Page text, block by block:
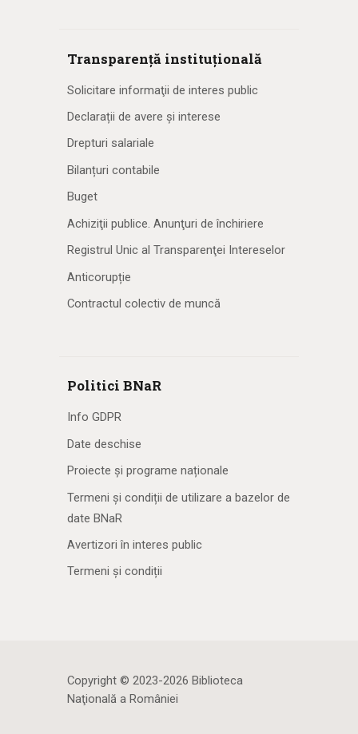
Transparență instituțională
Solicitare informaţii de interes public
Declarații de avere și interese
Drepturi salariale
Bilanțuri contabile
Buget
Achiziţii publice. Anunţuri de închiriere
Registrul Unic al Transparenţei Intereselor
Anticorupție
Contractul colectiv de muncă
Politici BNaR
Info GDPR
Date deschise
Proiecte și programe naționale
Termeni și condiții de utilizare a bazelor de
date BNaR
Avertizori în interes public
Termeni și condiții
Copyright © 2023-2026 Biblioteca
Naţională a României